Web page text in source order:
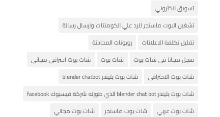
تسويق الكتروني
تشغيل البوت ماسنجر للرد علي الكومنتات وارسال رسالة
تقليل تكلفة الاعلانات
روبوتات المحادثة
سجل مجانا فى شات بوت
شات بوت
شات بوت احترافي مجاني
شات بوت الاحترافي
شات بوت بليندر blender chatbot
شات بوت بليندر blender chat bot الذي طورته شركة فيسبوك facebook
شات بوت عربي
شات بوت ماسنجر
شات بوت مجاني